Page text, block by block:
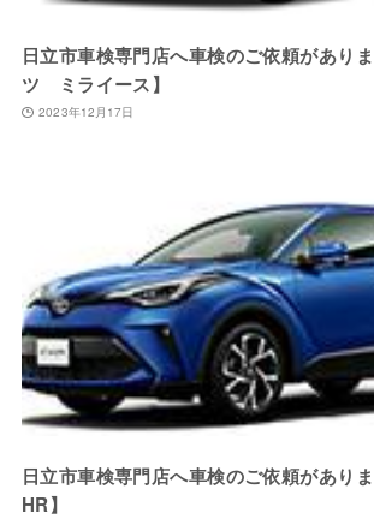
日立市車検専門店へ車検のご依頼があり
ツ ミライース】
2023年12月17日
日立市車検専門店へ車検のご依頼があり
HR】